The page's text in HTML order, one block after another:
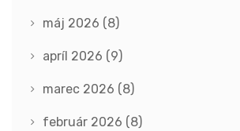
máj 2026 (8)
apríl 2026 (9)
marec 2026 (8)
február 2026 (8)